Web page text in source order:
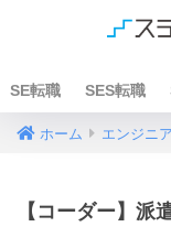
SE転職 SES転職
ホーム エンジニ
【コーダー】派